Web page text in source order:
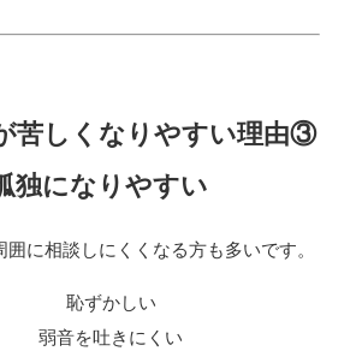
苦しくなりやすい理由③
独になりやすい
に相談しにくくなる方も多いです。
恥ずかしい
弱音を吐きにくい